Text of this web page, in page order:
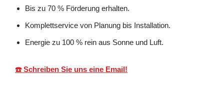
Bis zu 70 % Förderung erhalten.
Komplettservice von Planung bis Installation.
Energie zu 100 % rein aus Sonne und Luft.
☎️ Schreiben Sie uns eine Email!